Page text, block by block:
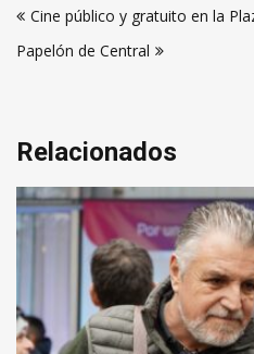
de
entradas
Cine público y gratuito en la
Papelón de Central
Relacionados